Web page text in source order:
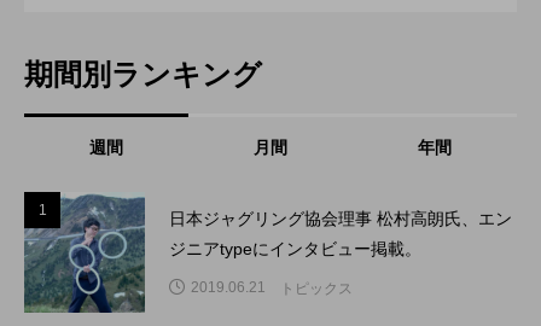
期間別ランキング
週間 月間 年間
1
日本ジャグリング協会理事 松村高朗氏、エン
ジニアtypeにインタビュー掲載。
2019.06.21 トピックス